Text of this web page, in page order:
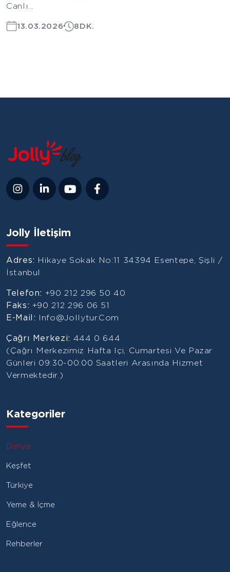
Canlı...
13.03.2026 8DK.
Jolly İletişim
Adres: Hikaye Sokak No:11 34394 Esentepe, Şişli /
İstanbul
Telefon: +90 212 296 50 40
Faks: +90 212 296 06 51
E-Mail: Info@jollytur.com
Çağrı Merkezi: 444 0 644
(Çağrı Merkezimiz Hafta Içi, Cumartesi Ve Pazar
Günleri 09:30-00:00 Saatleri Arasında Hizmet
Vermektedir.)
Kategoriler
Dünya
Keşfet
Türkiye
Yeme & İçme
Eğlence
Rehberler